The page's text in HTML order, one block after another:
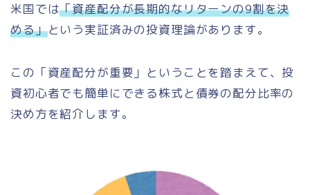
米国では「資産配分が長期的なリターンの9割を決
める」という実証済みの投資理論があります。
この「資産配分が重要」ということを踏まえて、投
資初心者でも簡単にできる株式と債券の配分比率の
決め方を紹介します。